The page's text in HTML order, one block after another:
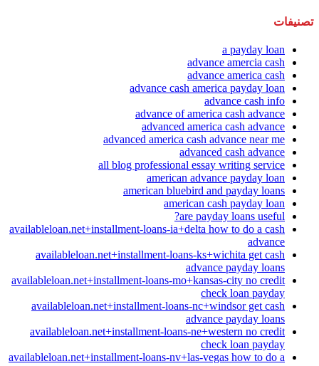
تصنيفات
a payday loan
advance amercia cash
advance america cash
advance cash america payday loan
advance cash info
advance of america cash advance
advanced america cash advance
advanced america cash advance near me
advanced cash advance
all blog professional essay writing service
american advance payday loan
american bluebird and payday loans
american cash payday loan
are payday loans useful?
availableloan.net+installment-loans-ia+delta how to do a cash
advance
availableloan.net+installment-loans-ks+wichita get cash
advance payday loans
availableloan.net+installment-loans-mo+kansas-city no credit
check loan payday
availableloan.net+installment-loans-nc+windsor get cash
advance payday loans
availableloan.net+installment-loans-ne+western no credit
check loan payday
availableloan.net+installment-loans-nv+las-vegas how to do a